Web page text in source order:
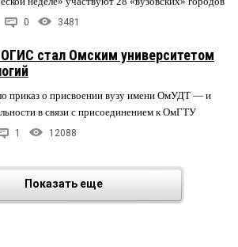
0 3481
стал Омским университетом
приказ о присвоении вузу имени ОмУДТ — и
в связи с присоединением к ОмГТУ
1 12088
Показать еще